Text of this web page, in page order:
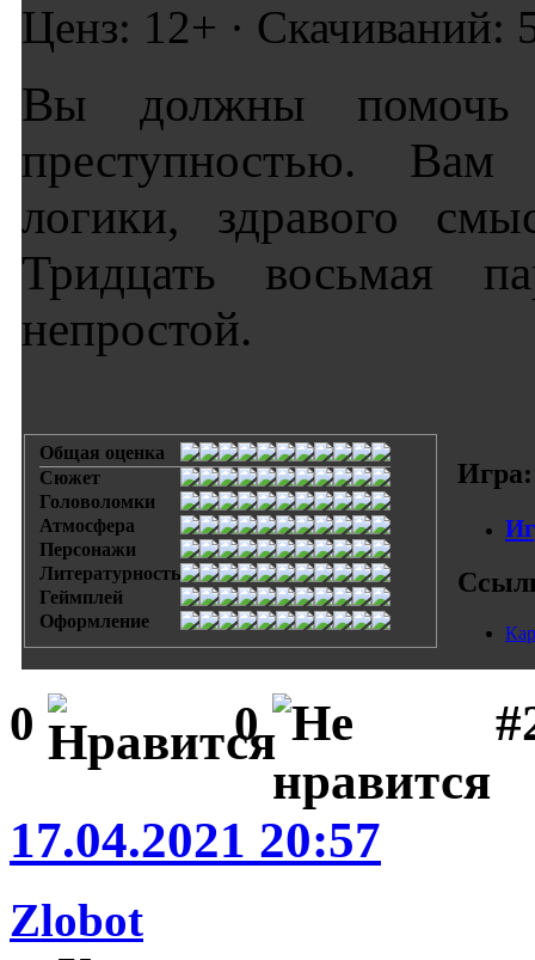
Ценз: 12+ · Скачиваний:
Вы должны помочь
преступностью. Вам
логики, здравого
Тридцать восьмая
непростой.
Общая оценка
Сюжет
Головоломки
Атмосфера
Персонажи
Литературность
Геймплей
Оформление
Игра:
0 0
17.04.2021 20:57
Zlobot